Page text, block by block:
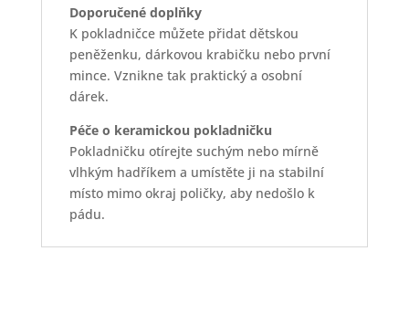
samostatnosti při hospodaření s penězi.
Zelená barva v kombinaci s dekorem
kytiček a srdíček vytváří jemný a přátelský
vzhled. Pokladnička funguje nejen jako
praktická kasička, ale také jako dekorace,
která zpříjemní poličku, komodu nebo psací
stůl. Děti si k ní snadno vytvoří vztah a
ukládání peněz se pro ně stane přirozenou
součástí každodenního života.
Praktický otvor pro vysypání mincí
umožňuje pohodlné vybírání úspor bez